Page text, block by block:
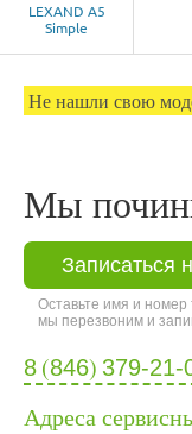
LEXAND A5
Simple
Не нашли свою
Мы
Записаться
Оставьте имя и
мы перезвоним и
8 (846) 379-21-
Адреса